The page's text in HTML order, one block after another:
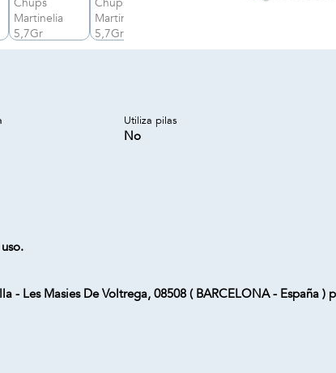
Utiliza pilas
No
- Les Masies De Voltrega, 08508 ( BARCELONA - España )